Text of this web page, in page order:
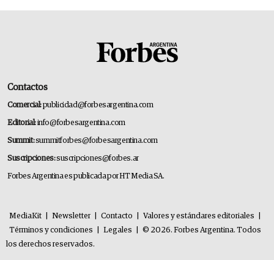
Contactos
Comercial:publicidad@forbesargentina.com
Editorial:info@forbesargentina.com
Summit:summitforbes@forbesargentina.com
Suscripciones:suscripciones@forbes.ar
Forbes Argentina es publicada por HT Media SA.
MediaKit Newsletter Contacto Valores y estándares editoriales
Términos y condiciones
Legales
© 2026. Forbes Argentina. Todos
los derechos reservados.